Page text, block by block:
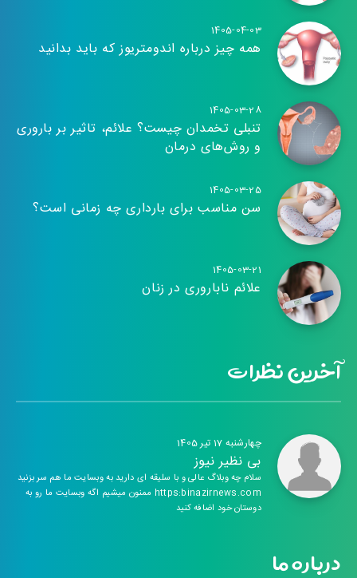
1405-04-03
همه چیز درباره اندومتریوز که باید بدانید
1405-03-28
تنبلی تخمدان چیست؟ علائم، تاثیر بر باروری
و روش‌های درمان
1405-03-25
سن مناسب برای بارداری چه زمانی است؟
1405-03-21
علائم ناباروری در زنان
آخرین نظرات
چهارشنبه 17 تیر 1405
بی نظیر نیوز
سلام چه وبلاگ عالی و با سلیقه ای دارید به وبسایت ما هم سر بزنید
https:binazirnews.com ممنون میشیم اگه وبسایت ما رو به
دوستان خود اضافه کنید
درباره ما